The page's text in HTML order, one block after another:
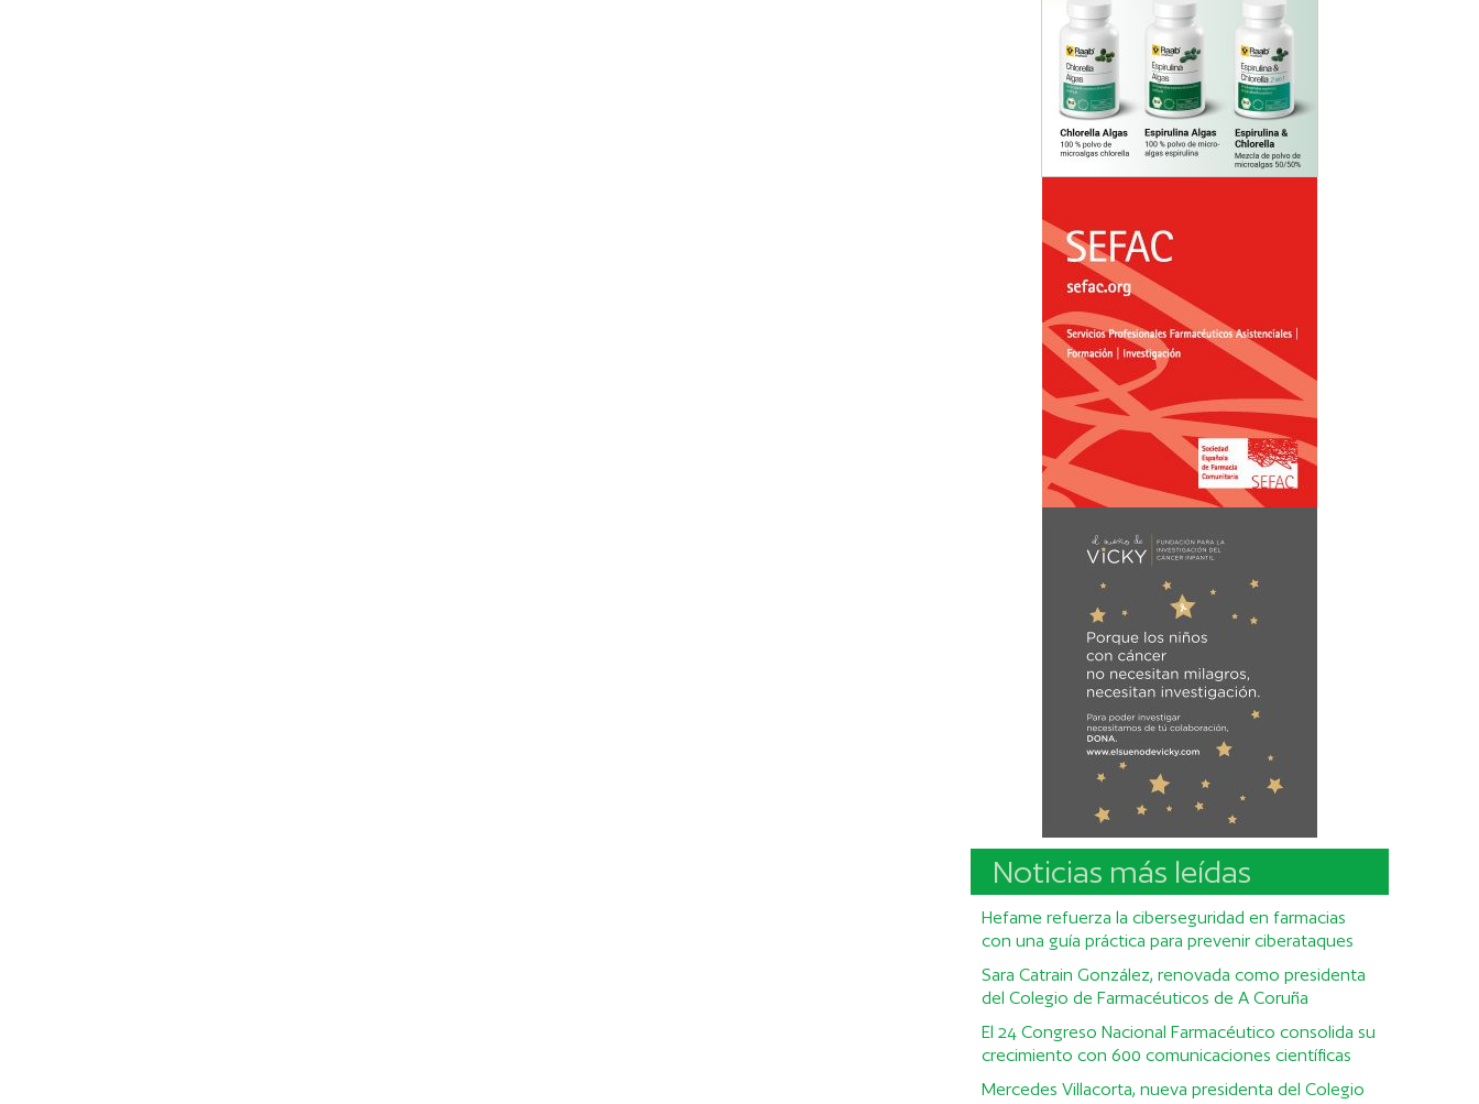
Noticias más leídas
Hefame refuerza la ciberseguridad en farmacias
con una guía práctica para prevenir ciberataques
Sara Catrain González, renovada como presidenta
del Colegio de Farmacéuticos de A Coruña
El 24 Congreso Nacional Farmacéutico consolida su
crecimiento con 600 comunicaciones científicas
Mercedes Villacorta, nueva presidenta del Colegio